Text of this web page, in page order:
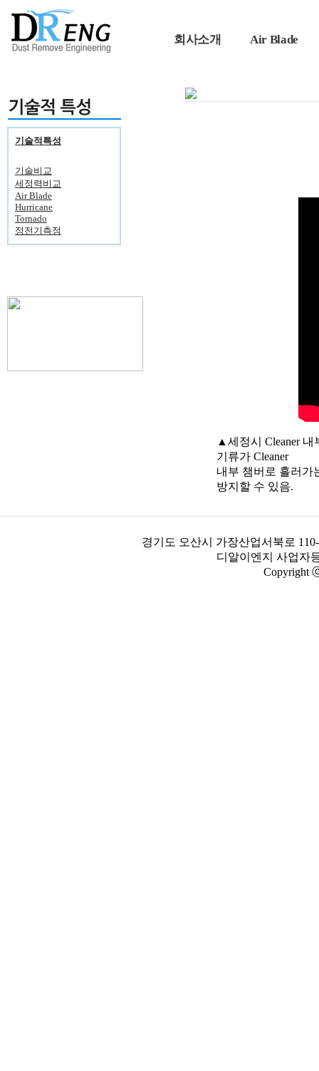
회사소개 Air Blade
기술적특성
기술비교
세정력비교
Air Blade
Hurricane
Tornado
정전기측정
▲세정시 Cleaner
기류가 Cleaner
내부 챔버로 흘러가
방지할 수 있음.
경기도 오산시 가장산업서북로
디알이엔지 사업자
Copyright